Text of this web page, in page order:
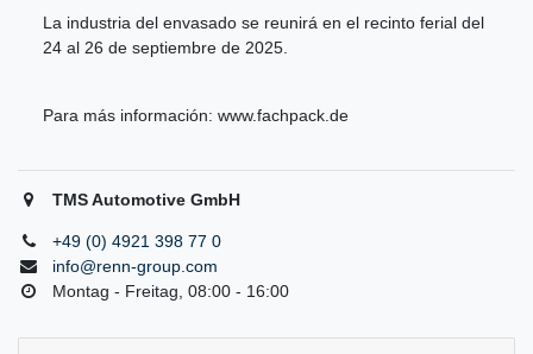
La industria del envasado se reunirá en el recinto ferial del
24 al 26 de septiembre de 2025.
Para más información: www.fachpack.de
TMS Automotive GmbH
+49 (0) 4921 398 77 0
info@renn-group.com
Montag - Freitag, 08:00 - 16:00